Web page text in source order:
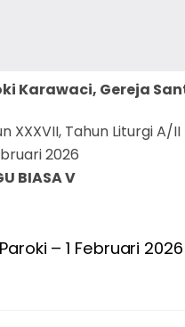
Karawaci, Gereja
XXXVII, Tahun Liturgi A/II
2026
BIASA V
– 1 Februari 2026